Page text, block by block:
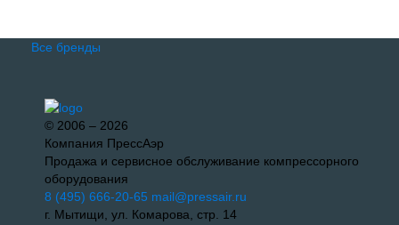
Все бренды
© 2006 – 2026
Компания ПрессАэр
Продажа и сервисное обслуживание компрессорного
оборудования
8 (495) 666-20-65 mail@pressair.ru
г. Мытищи, ул. Комарова, стр. 14